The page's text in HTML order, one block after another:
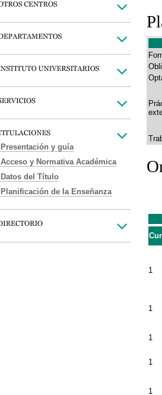
Presentación y guía
Acceso y Normativa Académica
Datos del Título
Planificación de la Enseñanza
1
1
1
1
1